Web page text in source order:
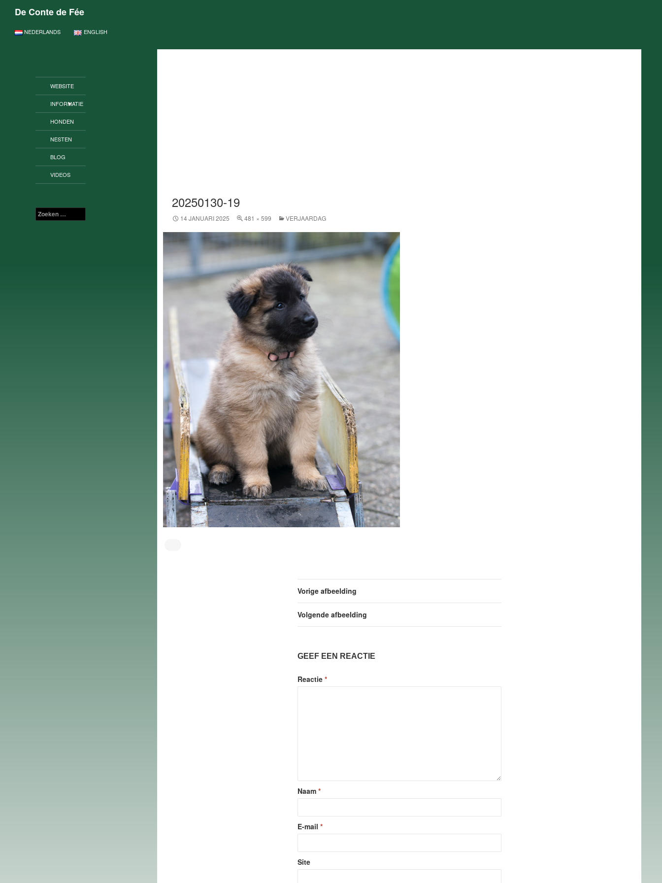
De Conte de Fée
NEDERLANDS
ENGLISH
WEBSITE
INFORMATIE
HONDEN
NESTEN
BLOG
VIDEOS
Zoeken
naar:
20250130-19
14 JANUARI 2025 481 × 599 VERJAARDAG
Vorige afbeelding
Volgende afbeelding
GEEF EEN REACTIE
Reactie *
Naam *
E-mail *
Site